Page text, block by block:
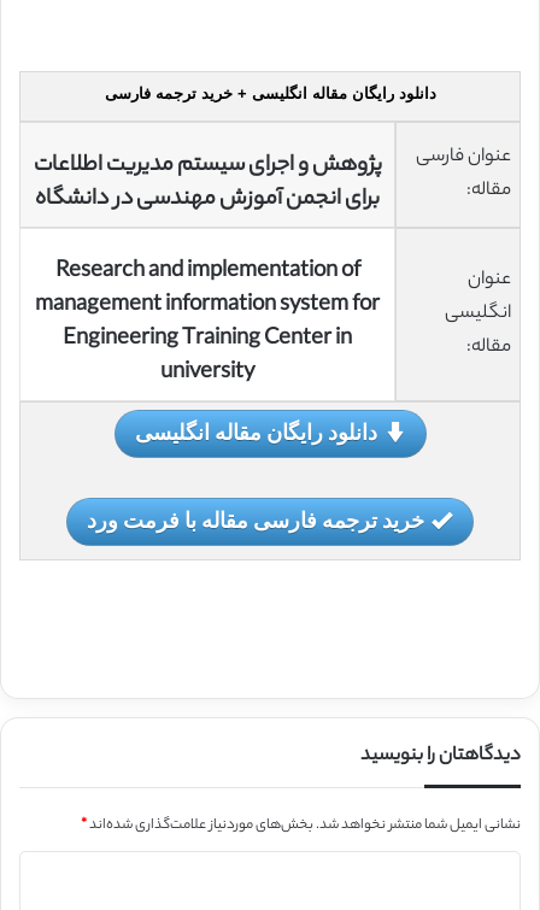
دانلود رایگان مقاله انگلیسی + خرید ترجمه فارسی
عنوان فارسی
مقاله:
پژوهش و اجرای سیستم مدیریت اطلاعات
برای انجمن آموزش مهندسی در دانشگاه
عنوان
انگلیسی
مقاله:
Research and implementation of
management information system for
Engineering Training Center in
university
دانلود رایگان مقاله انگلیسی
خرید ترجمه فارسی مقاله با فرمت ورد
دیدگاهتان را بنویسید
نشانی ایمیل شما منتشر نخواهد شد.بخش‌های موردنیاز علامت‌گذاری شده‌اند*